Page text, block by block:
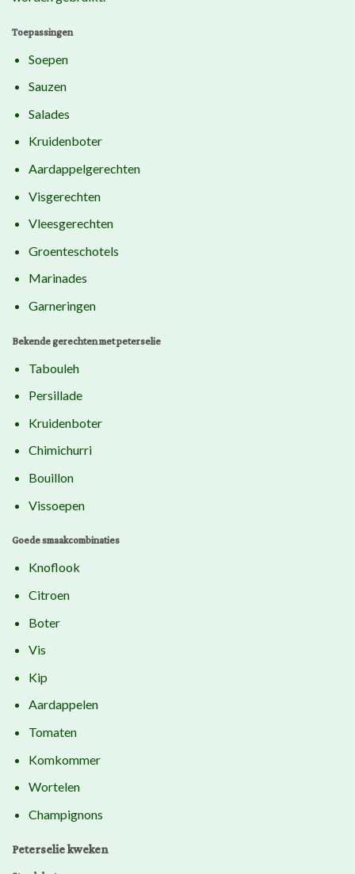
Toepassingen
Soepen
Sauzen
Salades
Kruidenboter
Aardappelgerechten
Visgerechten
Vleesgerechten
Groenteschotels
Marinades
Garneringen
Bekende gerechten met peterselie
Tabouleh
Persillade
Kruidenboter
Chimichurri
Bouillon
Vissoepen
Goede smaakcombinaties
Knoflook
Citroen
Boter
Vis
Kip
Aardappelen
Tomaten
Komkommer
Wortelen
Champignons
Peterselie kweken